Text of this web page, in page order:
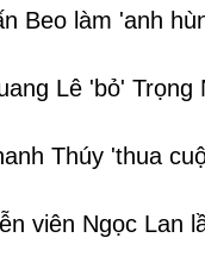
Beo làm 'anh
Lê 'bỏ'
Thúy 'thua
viên Ngọc Lan